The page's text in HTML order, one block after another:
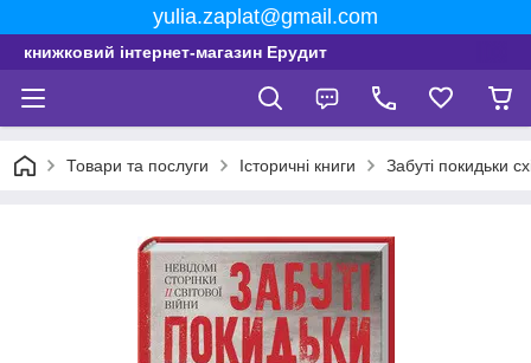
yulia.zaplat@gmail.com
книжковий інтернет-магазин Ерудит
Товари та послуги Історичні книги Забуті покидьки